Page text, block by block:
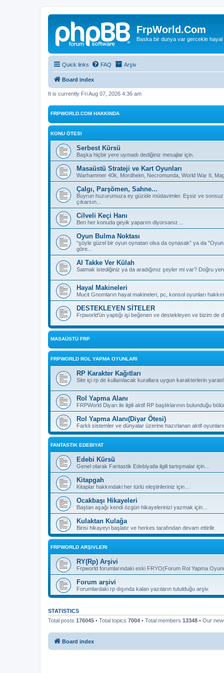
FrpWorld.Com
Baska bir dunya var gercekle hayal
Quick links FAQ Arşiv
Board index
It is currently Fri Aug 07, 2026 4:36 am
FRPWORLD.COM HAKKINDA
KONU ÖTESI
Serbest Kürsü
Başka hiçbir yere uymadı dediğiniz mesajlar için.
Masaüstü Strateji ve Kart Oyunları
Warhammer 40k, Mordheim, Necromunda, World War II,
Çalgı, Parşömen, Sahne...
Buyrun huzurumuza ey güzide müdavimler. Eşsiz ve sonsuz
çıkarsın...
Cilveli Keçi Hanı
Ben her konuda geyik yaparım diyorsanız…
Oyun Bulma Noktası
“şöyle güzel bir oyun oynatan olsa da oynasak” ya da
göre...
Al Takke Ver Külah
Satmak istediğiniz ya da aradığınız şeyler mi var? Doğru
Hayal Makineleri
Mucit Gnomların hayal makineleri, pc, konsol oyunları
DESTEKLEYEN SİTELER
Frpworld'ün yaptığı işi beğenen ve destekleyen ve bizim de
MASAÜSTÜ FRP
FRPWORLD ROL YAPMA OYUNLARI
RP Karakter Kağıtları
Site içi rp de kullanılacak kurallara uygun karakterlerin
Rol Yapma Alanı
FRPWorld Diyarı ile ilgili aktif RP başlıklarının bulunduğu
Rol Yapma Alanı(Diyar Ötesi)
Farklı sistemler ve dünyalar üzerine hazırlanan aktif
FANTASTIK EDEBIYAT
Edebi Kürsü
Genel olarak Fantastik Edebiyatla ilgili tartışmalar için…
Kitapgah
Kitaplar hakkındaki her türlü eleştirileriniz için…
Ocakbaşı Hikayeleri
Baştan aşağı kendi özgün hikayelerinizi yazmak için…
Kulaktan Kulağa
Birisi hikayeyi başlatır ve herkes tarafından devam ettirilir.
FRPWORLD ARŞIVLERI
RY(Rp) Arşivi
Frpworld forumlarındaki eski FRYO(Forum Rol Yapma
Forum arşivi
Forumlardaki rp dışında kalan yazıların tutulduğu arşiv.
STATISTICS
Total posts 176045 • Total topics 7004 • Total members 13348 • Our
Board index